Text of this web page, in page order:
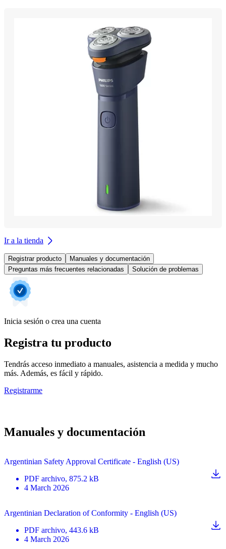
Ir a la tienda
Registrar producto
Manuales y documentación
Preguntas más frecuentes relacionadas
Solución de problemas
Inicia sesión o crea una cuenta
Registra tu producto
Tendrás acceso inmediato a manuales, asistencia a medida y mucho
más. Además, es fácil y rápido.
Registrarme
Manuales y documentación
Argentinian Safety Approval Certificate - English (US)
PDF archivo, 875.2 kB
4 March 2026
Argentinian Declaration of Conformity - English (US)
PDF archivo, 443.6 kB
4 March 2026